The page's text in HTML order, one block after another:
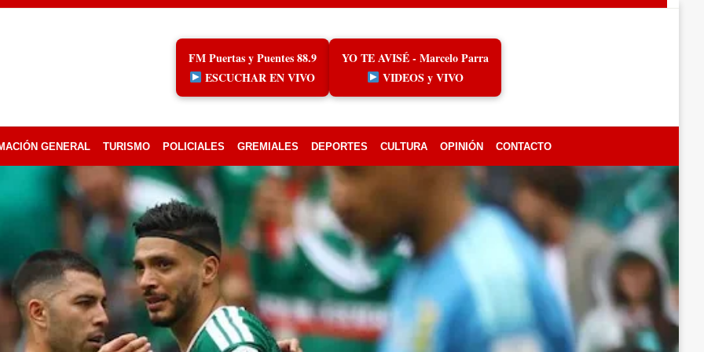
FM Puertas y Puentes 88.9
ESCUCHAR EN VIVO
YO TE AVISÉ - Marcelo Parra
VIDEOS y VIVO
GENERAL TURISMO POLICIALES GREMIALES DEPORTES CULTURA OPINIÓN CONTACTO